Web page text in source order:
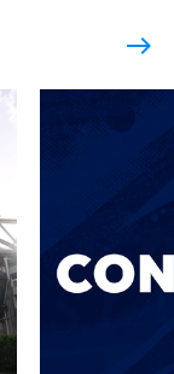
east